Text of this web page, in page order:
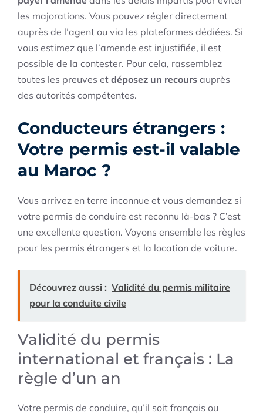
les majorations. Vous pouvez régler directement
auprès de l’agent ou via les plateformes dédiées. Si
vous estimez que l’amende est injustifiée, il est
possible de la contester. Pour cela, rassemblez
toutes les preuves et déposez un recours auprès
des autorités compétentes.
Conducteurs étrangers :
Votre permis est-il valable
au Maroc ?
Vous arrivez en terre inconnue et vous demandez si
votre permis de conduire est reconnu là-bas ? C’est
une excellente question. Voyons ensemble les règles
pour les permis étrangers et la location de voiture.
Découvrez aussi : Validité du permis militaire
pour la conduite civile
Validité du permis
international et français : La
règle d’un an
Votre permis de conduire, qu’il soit français ou